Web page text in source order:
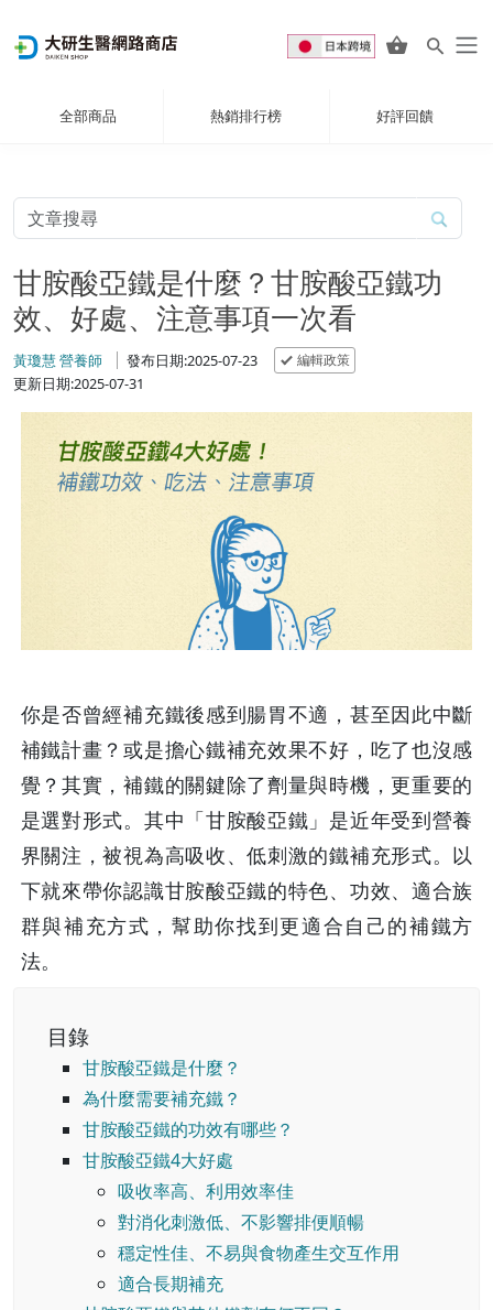
全部商品 熱銷排行榜 好評回饋
甘胺酸亞鐵是什麼？甘胺酸亞鐵功
效、好處、注意事項一次看
黃瓊慧 營養師 發布日期:2025-07-23 編輯政策
更新日期:2025-07-31
你是否曾經補充鐵後感到腸胃不適，甚至因此中斷
補鐵計畫？或是擔心鐵補充效果不好，吃了也沒感
覺？其實，補鐵的關鍵除了劑量與時機，更重要的
是選對形式。其中「甘胺酸亞鐵」是近年受到營養
界關注，被視為高吸收、低刺激的鐵補充形式。以
下就來帶你認識甘胺酸亞鐵的特色、功效、適合族
群與補充方式，幫助你找到更適合自己的補鐵方
法。
目錄
甘胺酸亞鐵是什麼？
為什麼需要補充鐵？
甘胺酸亞鐵的功效有哪些？
甘胺酸亞鐵4大好處
吸收率高、利用效率佳
對消化刺激低、不影響排便順暢
穩定性佳、不易與食物產生交互作用
適合長期補充